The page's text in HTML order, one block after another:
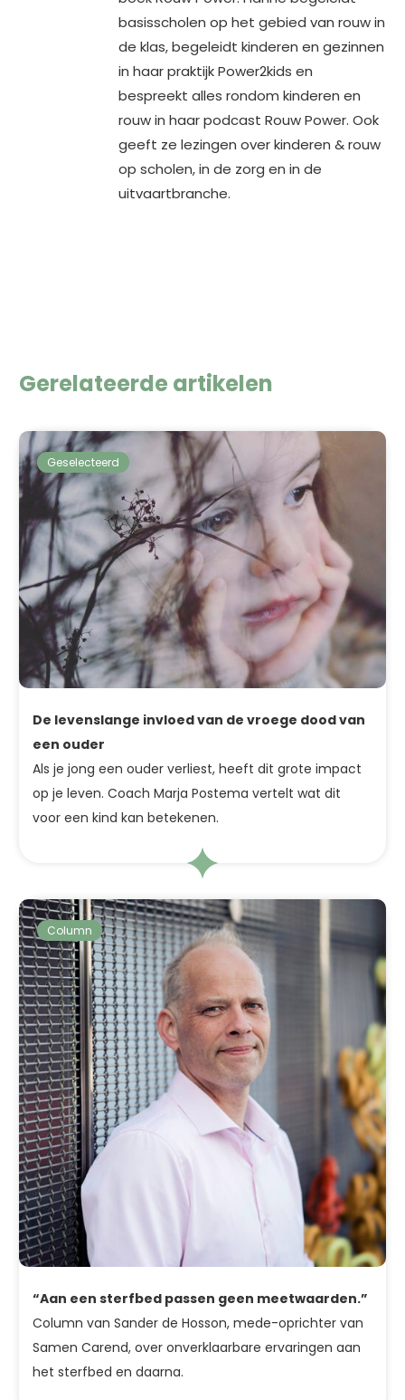
basisscholen op het gebied van rouw in
de klas, begeleidt kinderen en gezinnen
in haar praktijk Power2kids en
bespreekt alles rondom kinderen en
rouw in haar podcast Rouw Power. Ook
geeft ze lezingen over kinderen & rouw
op scholen, in de zorg en in de
uitvaartbranche.
Gerelateerde artikelen
Geselecteerd
De levenslange invloed van de vroege dood van
een ouder
Als je jong een ouder verliest, heeft dit grote impact
op je leven. Coach Marja Postema vertelt wat dit
voor een kind kan betekenen.
Column
“Aan een sterfbed passen geen meetwaarden.”
Column van Sander de Hosson, mede-oprichter van
Samen Carend, over onverklaarbare ervaringen aan
het sterfbed en daarna.